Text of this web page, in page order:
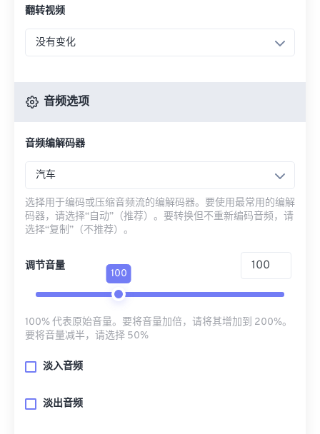
翻转视频
没有变化
音频选项
音频编解码器
汽车
选择用于编码或压缩音频流的编解码器。要使用最常用的编解
码器，请选择“自动”（推荐）。要转换但不重新编码音频，请
选择“复制”（不推荐）。
调节音量
100
100% 代表原始音量。要将音量加倍，请将其增加到 200%。
要将音量减半，请选择 50%
淡入音频
淡出音频